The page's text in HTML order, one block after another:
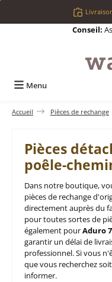
Passer au contenu principal
Conseil:
Menu
Accueil Pièces de rechange
Pièces
poêle-
Dans notre boutique,
pièces de rechange
directement auprès du
pour toutes sortes de
également pourAduro 7
garantir un délai de
professionnel. Si vous
que vous recherchez
informer.